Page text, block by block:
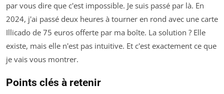
par vous dire que c'est impossible. Je suis passé par là. En
2024, j'ai passé deux heures à tourner en rond avec une carte
Illicado de 75 euros offerte par ma boîte. La solution ? Elle
existe, mais elle n'est pas intuitive. Et c'est exactement ce que
je vais vous montrer.
Points clés à retenir